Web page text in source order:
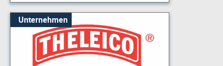
Unternehmen